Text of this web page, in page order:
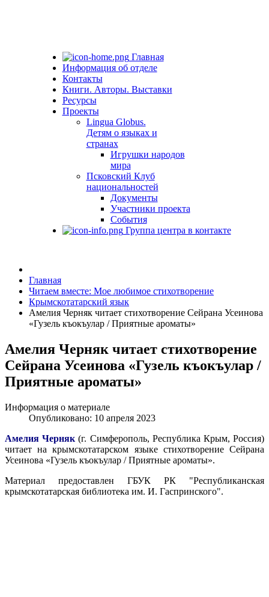
Главная
Информация об отделе
Контакты
Книги. Авторы. Выставки
Ресурсы
Проекты
Lingua Globus.
Детям о языках и
странах
Игрушки народов
мира
Псковский Клуб
национальностей
Документы
Участники проекта
События
Группа центра в контакте
Главная
Читаем вместе: Мое любимое стихотворение
Крымскотатарский язык
Амелия Черняк читает стихотворение Сейрана Усеинова
«Гузель къокъулар / Приятные ароматы»
Амелия Черняк читает стихотворение
Сейрана Усеинова «Гузель къокъулар /
Приятные ароматы»
Информация о материале
Опубликовано: 10 апреля 2023
Амелия Черняк (г. Симферополь, Республика Крым, Россия)
читает на крымскотатарском языке стихотворение Сейрана
Усеинова «Гузель къокъулар / Приятные ароматы».
Материал предоставлен ГБУК РК "Республиканская
крымскотатарская библиотека им. И. Гаспринского".